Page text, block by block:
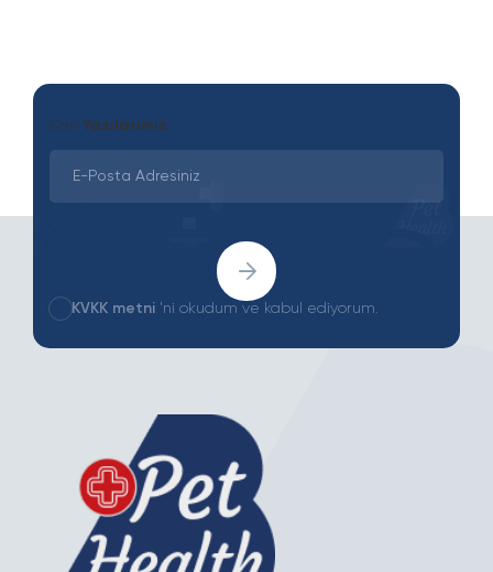
Son Yazılarımız
KVKK metni 'ni okudum ve kabul ediyorum.